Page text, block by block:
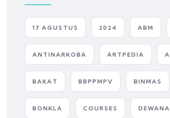
17 AGUSTUS 2024 ABM
ANTINARKOBA ARTPEDIA
BAKAT BBPPMPV BINMAS
BONKLA COURSES